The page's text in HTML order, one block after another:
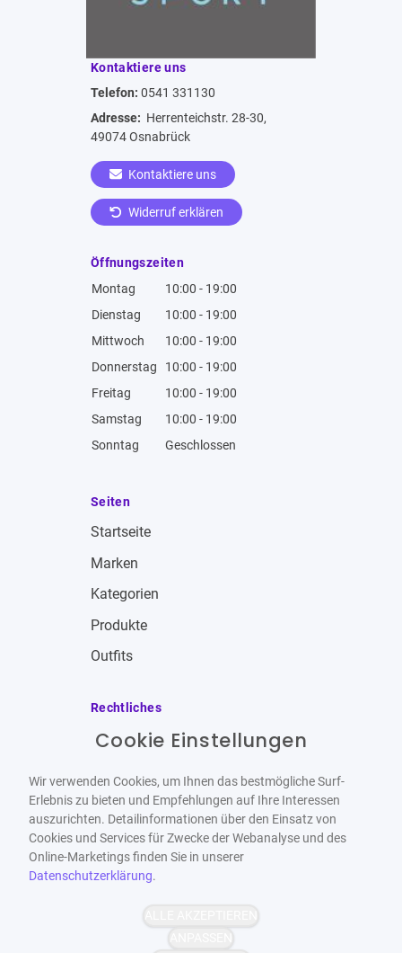
Kontaktiere uns
Telefon: 0541 331130
Adresse: Herrenteichstr. 28-30,
49074 Osnabrück
Kontaktiere uns
Widerruf erklären
Öffnungszeiten
Montag
10:00 - 19:00
Dienstag
10:00 - 19:00
Mittwoch
10:00 - 19:00
Donnerstag
10:00 - 19:00
Freitag
10:00 - 19:00
Samstag
10:00 - 19:00
Sonntag
Geschlossen
Seiten
Startseite
Marken
Kategorien
Produkte
Outfits
Rechtliches
Impressum
Datenschutzbestimmungen
Widerrufsbelehrung
Barrierefrei
WCAG-2.1-AA
Bereitgestellt von
Cookie Einstellungen
Wir verwenden Cookies, um Ihnen das bestmögliche Surf-
Erlebnis zu bieten und Empfehlungen auf Ihre Interessen
auszurichten. Detailinformationen über den Einsatz von
Cookies und Services für Zwecke der Webanalyse und des
Online-Marketings finden Sie in unserer
Datenschutzerklärung.
ALLE AKZEPTIEREN
ANPASSEN